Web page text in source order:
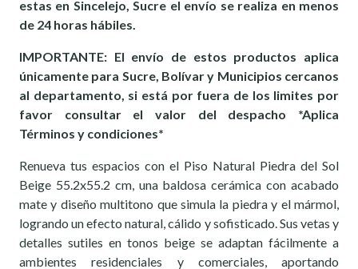
estas en Sincelejo, Sucre el envío se realiza en menos
de 24 horas hábiles.
IMPORTANTE: El envío de estos productos aplica
únicamente para Sucre, Bolívar y Municipios cercanos
al departamento, si está por fuera de los limites por
favor consultar el valor del despacho *Aplica
Términos y condiciones*
Renueva tus espacios con el Piso Natural Piedra del Sol
Beige 55.2x55.2 cm, una baldosa cerámica con acabado
mate y diseño multitono que simula la piedra y el mármol,
logrando un efecto natural, cálido y sofisticado. Sus vetas y
detalles sutiles en tonos beige se adaptan fácilmente a
ambientes residenciales y comerciales, aportando